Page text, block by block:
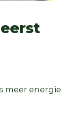
meer energie